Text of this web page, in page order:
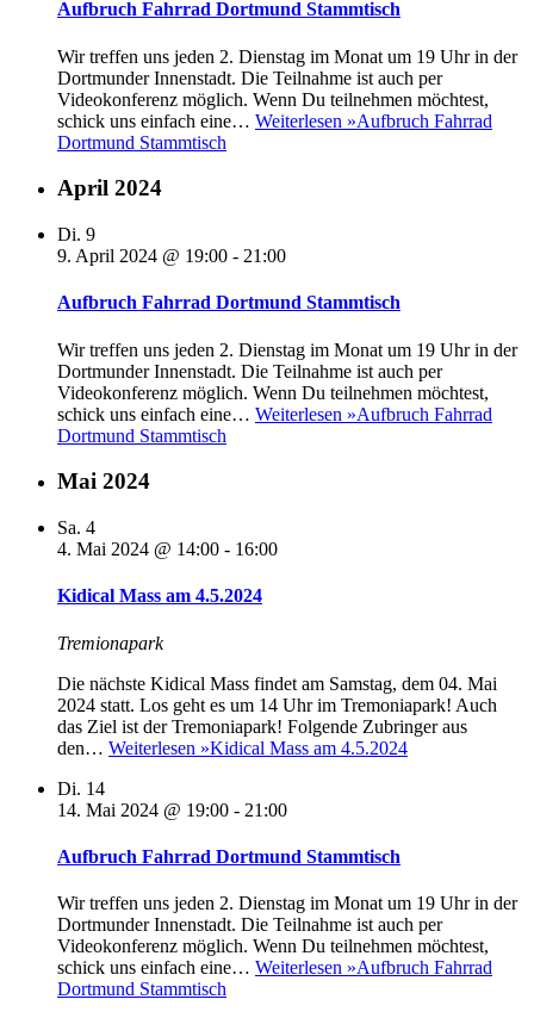
Aufbruch Fahrrad Dortmund Stammtisch
Wir treffen uns jeden 2. Dienstag im Monat um 19 Uhr in der
Dortmunder Innenstadt. Die Teilnahme ist auch per
Videokonferenz möglich. Wenn Du teilnehmen möchtest,
schick uns einfach eine… Weiterlesen »Aufbruch Fahrrad
Dortmund Stammtisch
April 2024
Di. 9
9. April 2024 @ 19:00 - 21:00
Aufbruch Fahrrad Dortmund Stammtisch
Wir treffen uns jeden 2. Dienstag im Monat um 19 Uhr in der
Dortmunder Innenstadt. Die Teilnahme ist auch per
Videokonferenz möglich. Wenn Du teilnehmen möchtest,
schick uns einfach eine… Weiterlesen »Aufbruch Fahrrad
Dortmund Stammtisch
Mai 2024
Sa. 4
4. Mai 2024 @ 14:00 - 16:00
Kidical Mass am 4.5.2024
Tremionapark
Die nächste Kidical Mass findet am Samstag, dem 04. Mai
2024 statt. Los geht es um 14 Uhr im Tremoniapark! Auch
das Ziel ist der Tremoniapark! Folgende Zubringer aus
den… Weiterlesen »Kidical Mass am 4.5.2024
Di. 14
14. Mai 2024 @ 19:00 - 21:00
Aufbruch Fahrrad Dortmund Stammtisch
Wir treffen uns jeden 2. Dienstag im Monat um 19 Uhr in der
Dortmunder Innenstadt. Die Teilnahme ist auch per
Videokonferenz möglich. Wenn Du teilnehmen möchtest,
schick uns einfach eine… Weiterlesen »Aufbruch Fahrrad
Dortmund Stammtisch